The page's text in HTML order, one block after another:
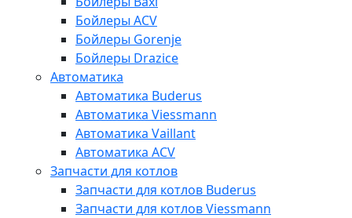
Бойлеры ACV
Бойлеры Gorenje
Бойлеры Drazice
Автоматика
Автоматика Buderus
Автоматика Viessmann
Автоматика Vaillant
Автоматика ACV
Запчасти для котлов
Запчасти для котлов Buderus
Запчасти для котлов Viessmann